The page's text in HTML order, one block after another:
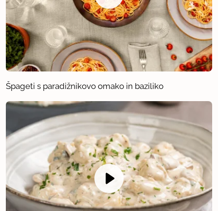
Špageti s paradižnikovo omako in baziliko